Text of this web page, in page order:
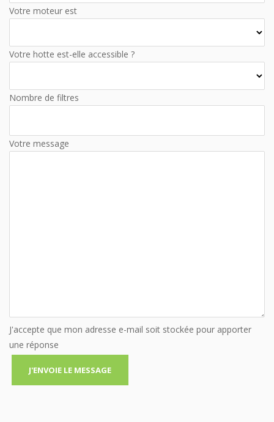
Votre moteur est
Votre hotte est-elle accessible ?
Nombre de filtres
Votre message
J'accepte que mon adresse e-mail soit stockée pour apporter
une réponse